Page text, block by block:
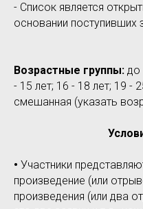
- Список является
основании поступивших
Возрастные группы: до
- 15 лет; 16 - 18 лет; 19 -
смешанная (указать
• Участники
произведение (или
произведения (или два